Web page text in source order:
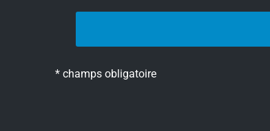
* champs obligatoire